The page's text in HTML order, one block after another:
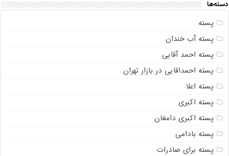
دسته‌ها
پسته
پسته آب خندان
پسته احمد آقایی
پسته احمداقایی در بازار تهران
پسته اعلا
پسته اکبری
پسته اکبری دامغان
پسته بادامی
پسته برای صادرات